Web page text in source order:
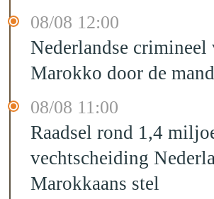
08/08 12:00
Nederlandse
Marokko door de mand
08/08 11:00
Raadsel rond 1,4
vechtscheiding
Marokkaans stel